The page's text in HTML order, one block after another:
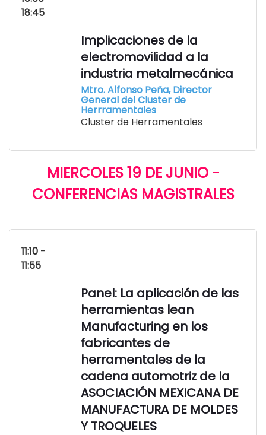
18:45
Implicaciones de la
electromovilidad a la
industria metalmecánica
Mtro. Alfonso Peña, Director
General del Cluster de
Herrramentales
Cluster de Herramentales
MIERCOLES 19 DE JUNIO -
CONFERENCIAS MAGISTRALES
11:10 -
11:55
Panel: La aplicación de las
herramientas lean
Manufacturing en los
fabricantes de
herramentales de la
cadena automotriz de la
ASOCIACIÓN MEXICANA DE
MANUFACTURA DE MOLDES
Y TROQUELES